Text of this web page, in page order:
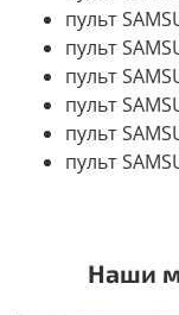
пульт
пульт
пульт
пульт
пульт
пульт
Наши